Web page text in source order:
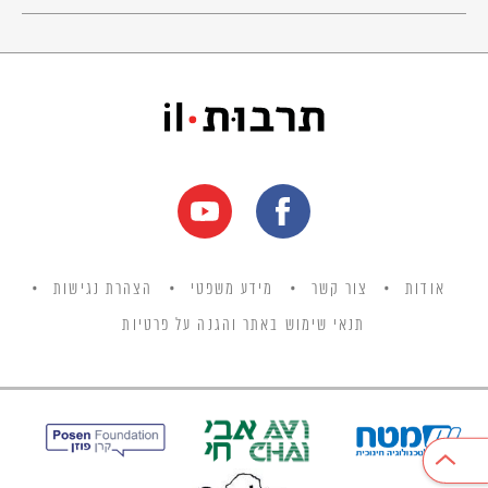
אֲחוּזַת קֶסֶם לֹא־נִפְתָּר,
וּרְקִיעִים שְׁקוּפִים רוֹחֲשִׁים
לֹא גֹּרֶן וְלֹא זַיִת,
וְאַבְנֵי־מֶלֶט
עַל חָזֵךְ הָרָזֶה.
עֲרָבַיִךְ עוֹד יִזְלְפוּ מָה
אודות צור קשר מידע משפטי הצהרת נגישות
תנאי שימוש באתר והגנה על פרטיות